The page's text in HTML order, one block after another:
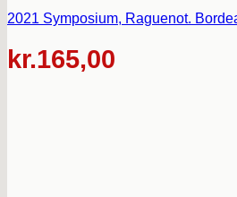
2021 Symposium, Raguenot.
kr.165,00